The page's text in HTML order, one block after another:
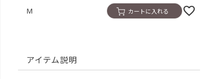
M カートに入れる
アイテム説明